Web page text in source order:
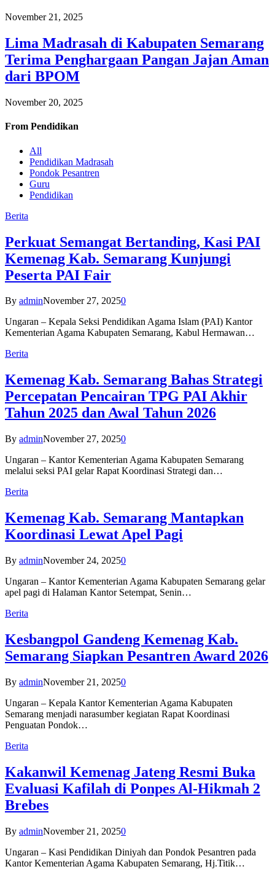
November 21, 2025
Lima Madrasah di Kabupaten Semarang
Terima Penghargaan Pangan Jajan Aman
dari BPOM
November 20, 2025
From Pendidikan
All
Pendidikan Madrasah
Pondok Pesantren
Guru
Pendidikan
Berita
Perkuat Semangat Bertanding, Kasi PAI
Kemenag Kab. Semarang Kunjungi
Peserta PAI Fair
By adminNovember 27, 20250
Ungaran – Kepala Seksi Pendidikan Agama Islam (PAI) Kantor
Kementerian Agama Kabupaten Semarang, Kabul Hermawan…
Berita
Kemenag Kab. Semarang Bahas Strategi
Percepatan Pencairan TPG PAI Akhir
Tahun 2025 dan Awal Tahun 2026
By adminNovember 27, 20250
Ungaran – Kantor Kementerian Agama Kabupaten Semarang
melalui seksi PAI gelar Rapat Koordinasi Strategi dan…
Berita
Kemenag Kab. Semarang Mantapkan
Koordinasi Lewat Apel Pagi
By adminNovember 24, 20250
Ungaran – Kantor Kementerian Agama Kabupaten Semarang gelar
apel pagi di Halaman Kantor Setempat, Senin…
Berita
Kesbangpol Gandeng Kemenag Kab.
Semarang Siapkan Pesantren Award 2026
By adminNovember 21, 20250
Ungaran – Kepala Kantor Kementerian Agama Kabupaten
Semarang menjadi narasumber kegiatan Rapat Koordinasi
Penguatan Pondok…
Berita
Kakanwil Kemenag Jateng Resmi Buka
Evaluasi Kafilah di Ponpes Al-Hikmah 2
Brebes
By adminNovember 21, 20250
Ungaran – Kasi Pendidikan Diniyah dan Pondok Pesantren pada
Kantor Kementerian Agama Kabupaten Semarang, Hj.Titik…